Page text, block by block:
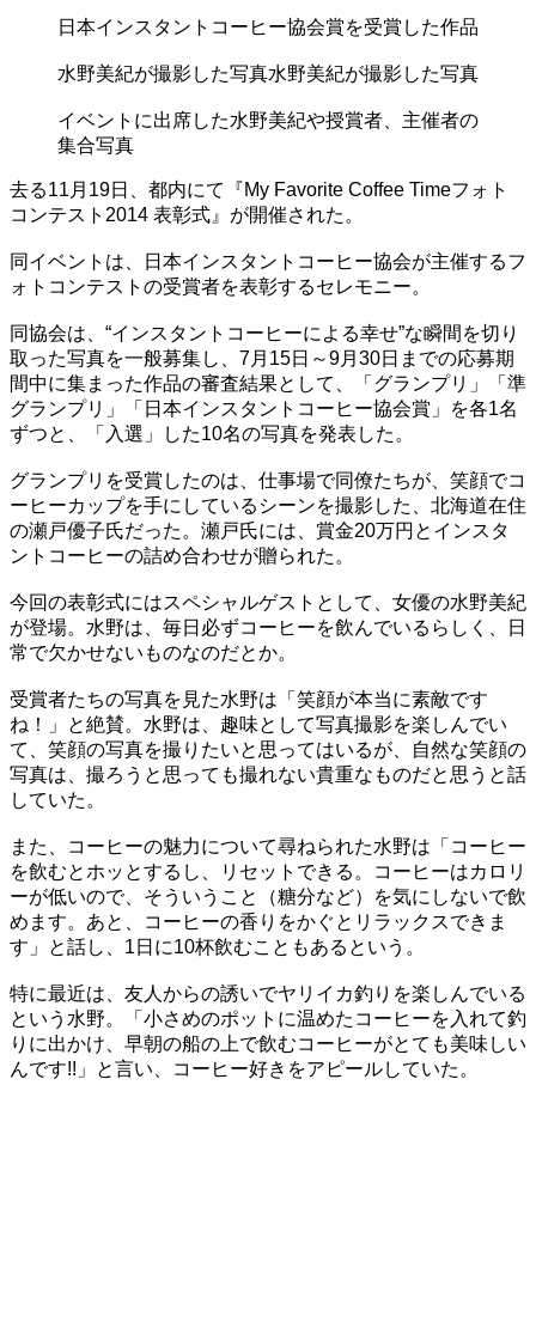
日本インスタントコーヒー協会賞を受賞した作品
水野美紀が撮影した写真水野美紀が撮影した写真
イベントに出席した水野美紀や授賞者、主催者の
集合写真
去る11月19日、都内にて『My Favorite Coffee Timeフォト
コンテスト2014 表彰式』が開催された。
同イベントは、日本インスタントコーヒー協会が主催するフ
ォトコンテストの受賞者を表彰するセレモニー。
同協会は、“インスタントコーヒーによる幸せ”な瞬間を切り
取った写真を一般募集し、7月15日～9月30日までの応募期
間中に集まった作品の審査結果として、「グランプリ」「準
グランプリ」「日本インスタントコーヒー協会賞」を各1名
ずつと、「入選」した10名の写真を発表した。
グランプリを受賞したのは、仕事場で同僚たちが、笑顔でコ
ーヒーカップを手にしているシーンを撮影した、北海道在住
の瀬戸優子氏だった。瀬戸氏には、賞金20万円とインスタ
ントコーヒーの詰め合わせが贈られた。
今回の表彰式にはスペシャルゲストとして、女優の水野美紀
が登場。水野は、毎日必ずコーヒーを飲んでいるらしく、日
常で欠かせないものなのだとか。
受賞者たちの写真を見た水野は「笑顔が本当に素敵です
ね！」と絶賛。水野は、趣味として写真撮影を楽しんでい
て、笑顔の写真を撮りたいと思ってはいるが、自然な笑顔の
写真は、撮ろうと思っても撮れない貴重なものだと思うと話
していた。
また、コーヒーの魅力について尋ねられた水野は「コーヒー
を飲むとホッとするし、リセットできる。コーヒーはカロリ
ーが低いので、そういうこと（糖分など）を気にしないで飲
めます。あと、コーヒーの香りをかぐとリラックスできま
す」と話し、1日に10杯飲むこともあるという。
特に最近は、友人からの誘いでヤリイカ釣りを楽しんでいる
という水野。「小さめのポットに温めたコーヒーを入れて釣
りに出かけ、早朝の船の上で飲むコーヒーがとても美味しい
んです!!」と言い、コーヒー好きをアピールしていた。